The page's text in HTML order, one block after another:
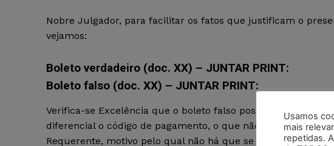
Nobre Julgador, para facilitar os fatos que justificam o
vejamos:
Boleto verdadeiro (doc. XX) – JUNTAR PRINT:
Boleto falso (doc. XX) – JUNTAR PRINT:
Verifica-se Excelência que o boleto falso possui todos os
diferencial o código de pagamento, o que não poderia ser
Requerente, motivo pelo qual não há que se falar em culpa
Usamos
mais
repetidas.